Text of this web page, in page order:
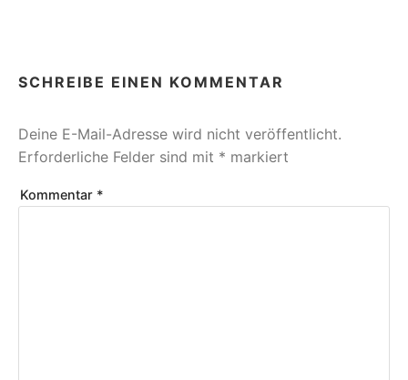
SCHREIBE EINEN KOMMENTAR
Deine E-Mail-Adresse wird nicht veröffentlicht.
Erforderliche Felder sind mit * markiert
Kommentar *